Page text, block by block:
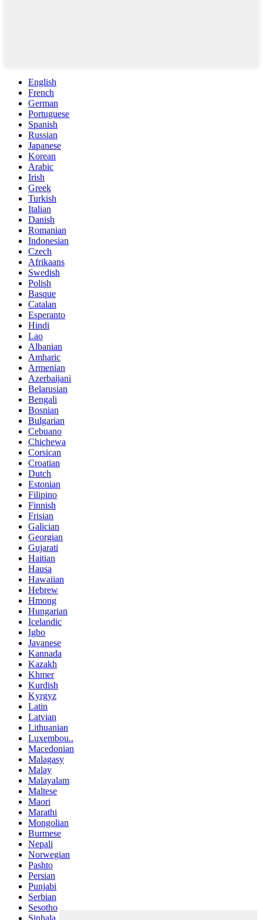
English
French
German
Portuguese
Spanish
Russian
Japanese
Korean
Arabic
Irish
Greek
Turkish
Italian
Danish
Romanian
Indonesian
Czech
Afrikaans
Swedish
Polish
Basque
Catalan
Esperanto
Hindi
Lao
Albanian
Amharic
Armenian
Azerbaijani
Belarusian
Bengali
Bosnian
Bulgarian
Cebuano
Chichewa
Corsican
Croatian
Dutch
Estonian
Filipino
Finnish
Frisian
Galician
Georgian
Gujarati
Haitian
Hausa
Hawaiian
Hebrew
Hmong
Hungarian
Icelandic
Igbo
Javanese
Kannada
Kazakh
Khmer
Kurdish
Kyrgyz
Latin
Latvian
Lithuanian
Luxembou..
Macedonian
Malagasy
Malay
Malayalam
Maltese
Maori
Marathi
Mongolian
Burmese
Nepali
Norwegian
Pashto
Persian
Punjabi
Serbian
Sesotho
Sinhala